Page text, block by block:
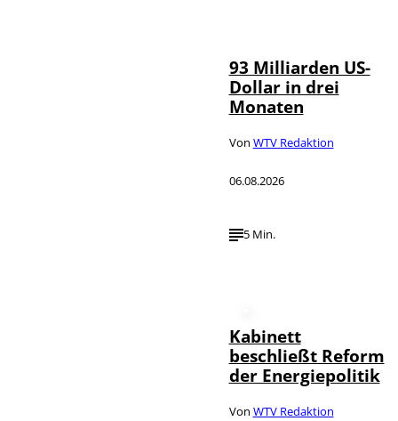
93 Milliarden US-
Dollar in drei
Monaten
Von WTV Redaktion
06.08.2026
5 Min.
Kabinett
beschließt Reform
der Energiepolitik
Von WTV Redaktion